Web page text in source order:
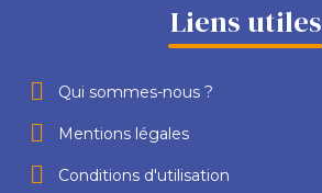
Liens utiles
Qui sommes-nous ?
Mentions légales
Conditions d'utilisation